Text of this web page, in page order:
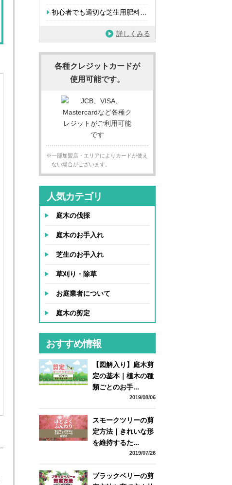
初心者でも適切な芝生用肥料…
詳しくみる
各種クレジットカードが
使用可能です。
※一部加盟店・エリアによりカードが使え
ない場合がございます。
人気カテゴリ
庭木の伐採
庭木のお手入れ
芝生のお手入れ
草刈り・除草
お庭業者について
庭木の剪定
おすすめ情報
【図解入り】庭木剪
定の基本｜植木の種
類ごとのお手...
2019/08/06
スモークツリーの剪
定方法｜きれいな形
を維持するた...
2019/07/26
ブラックベリーの剪